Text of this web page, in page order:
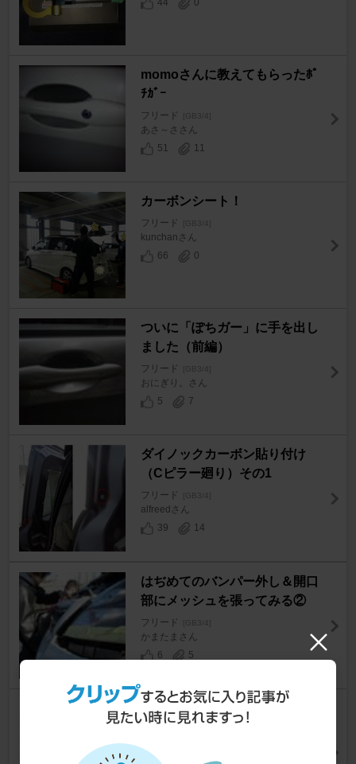
44
0
momoさんに教えてもらったﾎﾟ
ﾁｶﾞｰ
フリード [GB3/4]
あさ～ささん
51
11
カーボンシート！
フリード [GB3/4]
kunchanさん
66
0
ついに「ぽちガー」に手を出し
ました（前編）
フリード [GB3/4]
おにぎり。さん
5
7
ダイノックカーボン貼り付け
（Cピラー廻り）その1
フリード [GB3/4]
alfreedさん
39
14
はぢめてのバンパー外し＆開口
部にメッシュを張ってみる②
フリード [GB3/4]
かまたまさん
6
5
無限 フロントグリル 取付説明
書
フリード